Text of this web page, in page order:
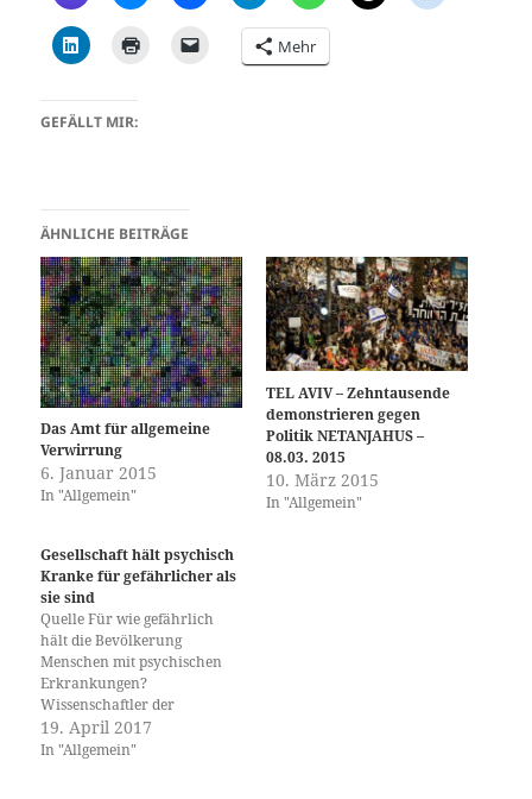
Mehr
GEFÄLLT MIR:
ÄHNLICHE BEITRÄGE
Das Amt für allgemeine
Verwirrung
6. Januar 2015
In "Allgemein"
TEL AVIV – Zehntausende
demonstrieren gegen
Politik NETANJAHUS –
08.03. 2015
10. März 2015
In "Allgemein"
Gesellschaft hält psychisch
Kranke für gefährlicher als
sie sind
Quelle Für wie gefährlich
hält die Bevölkerung
Menschen mit psychischen
Erkrankungen?
Wissenschaftler der
Universität Basel und der
Universitären
19. April 2017
In "Allgemein"